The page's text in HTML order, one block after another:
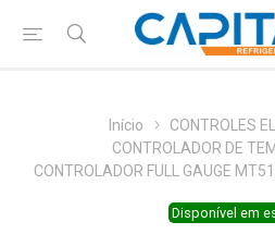
Início
CONTROLES
CONTROLADOR DE
CONTROLADOR FULL GAUGE
Disponível em